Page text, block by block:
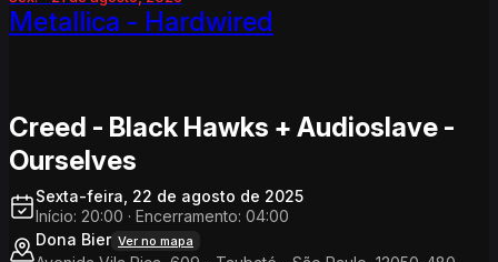
Metallica - Hardwired
Creed - Black Hawks + Audioslave -
Ourselves
Sexta-feira, 22 de agosto de 2025
Início: 20:00 · Encerramento: 04:00
Dona Bier Ver no mapa